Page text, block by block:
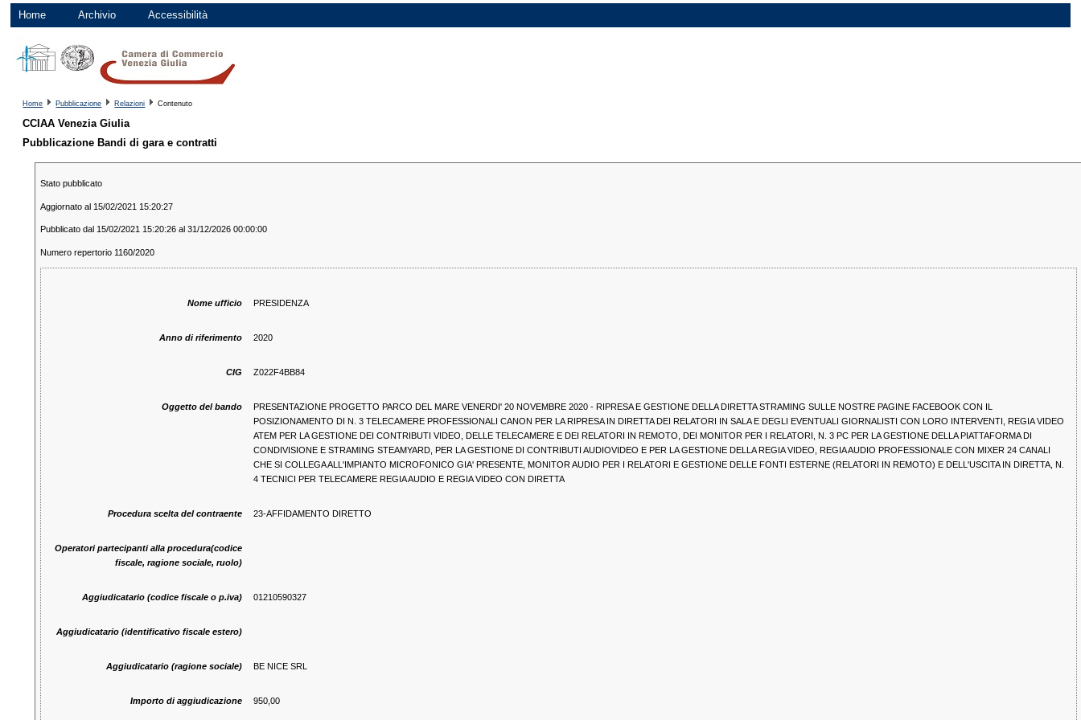
Home Archivio Accessibilità
Home Pubblicazione Relazioni Contenuto
CCIAA Venezia Giulia
Pubblicazione Bandi di gara e contratti
Stato pubblicato
Aggiornato al 15/02/2021 15:20:27
Pubblicato dal 15/02/2021 15:20:26 al 31/12/2026 00:00:00
Numero repertorio 1160/2020
Nome ufficio PRESIDENZA
Anno di riferimento 2020
CIG Z022F4BB84
Oggetto del bando
PRESENTAZIONE PROGETTO PARCO DEL MARE VENERDI' 20 NOVEMBRE 2020 - RIPRESA E GESTIONE DELLA DIRETTA STRAMING SULLE NOSTRE PAGINE FACEBOOK CON IL
POSIZIONAMENTO DI N. 3 TELECAMERE PROFESSIONALI CANON PER LA RIPRESA IN DIRETTA DEI RELATORI IN SALA E DEGLI EVENTUALI GIORNALISTI CON LORO INTERVENTI, REGIA VIDEO
ATEM PER LA GESTIONE DEI CONTRIBUTI VIDEO, DELLE TELECAMERE E DEI RELATORI IN REMOTO, DEI MONITOR PER I RELATORI, N. 3 PC PER LA GESTIONE DELLA PIATTAFORMA DI
CONDIVISIONE E STRAMING STEAMYARD, PER LA GESTIONE DI CONTRIBUTI AUDIOVIDEO E PER LA GESTIONE DELLA REGIA VIDEO, REGIA AUDIO PROFESSIONALE CON MIXER 24 CANALI
CHE SI COLLEGA ALL'IMPIANTO MICROFONICO GIA' PRESENTE, MONITOR AUDIO PER I RELATORI E GESTIONE DELLE FONTI ESTERNE (RELATORI IN REMOTO) E DELL'USCITA IN DIRETTA, N.
4 TECNICI PER TELECAMERE REGIA AUDIO E REGIA VIDEO CON DIRETTA
Procedura scelta del contraente 23-AFFIDAMENTO DIRETTO
Operatori partecipanti alla procedura(codice
fiscale, ragione sociale, ruolo)
Aggiudicatario (codice fiscale o p.iva) 01210590327
Aggiudicatario (identificativo fiscale estero)
Aggiudicatario (ragione sociale) BE NICE SRL
Importo di aggiudicazione 950,00